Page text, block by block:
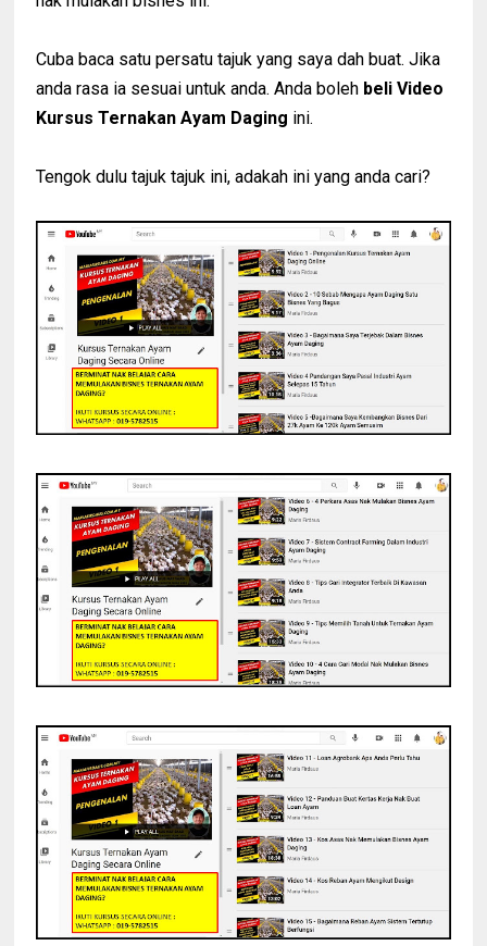
Cuba baca satu persatu tajuk yang saya dah buat. Jika
anda rasa ia sesuai untuk anda. Anda boleh beli Video
Kursus Ternakan Ayam Daging ini.
Tengok dulu tajuk tajuk ini, adakah ini yang anda cari?